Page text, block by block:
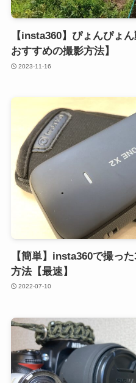
【insta360】ぴょんぴょ
おすすめの撮影方法】
2023-11-16
【簡単】insta360で撮っ
方法【最速】
2022-07-10